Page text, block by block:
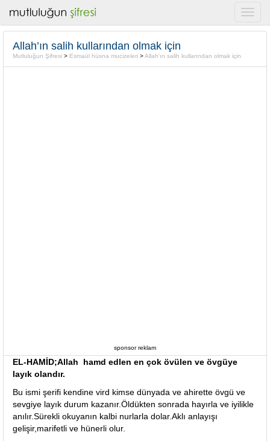
Allah’ın salih kullarından olmak için
Mutluluğun Şifresi > Esmaül hüsna mucizeleri >Allah’ın salih kullarından olmak için
sponsor reklam
EL-HAMİD;Allah hamd edlen en çok övülen ve övgüye
layık olandır.
Bu ismi şerifi kendine vird kimse dünyada ve ahirette övgü ve
sevgiye layık durum kazanır.Öldükten sonrada hayırla ve iyilikle
anılır.Sürekli okuyanın kalbi nurlarla dolar.Aklı anlayışı
gelişir,marifetli ve hünerli olur.